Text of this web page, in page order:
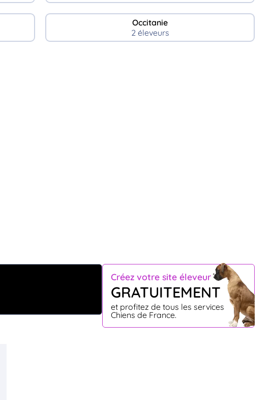
Occitanie
2 éleveurs
Créez votre site éleveur
GRATUITEMENT
et profitez de tous les services
Chiens de France.